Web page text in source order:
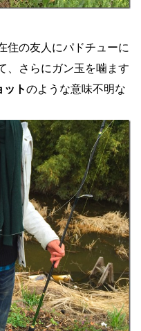
住の友人にパドチューに
、さらにガン玉を噛ます
トのような意味不明な